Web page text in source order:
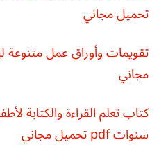
تحميل مجاني
مجاني
سنوات pdf تحميل مجاني